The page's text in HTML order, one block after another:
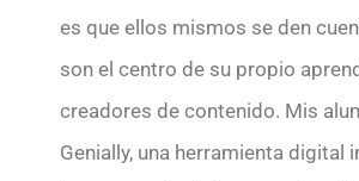
es que ellos mismos se den
son el centro de su propio
creadores de contenido. Mis
Genially, una herramienta digital